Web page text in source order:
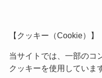
【クッキー（Cookie）】
当サイトでは、一部のコ
クッキーを使用していま